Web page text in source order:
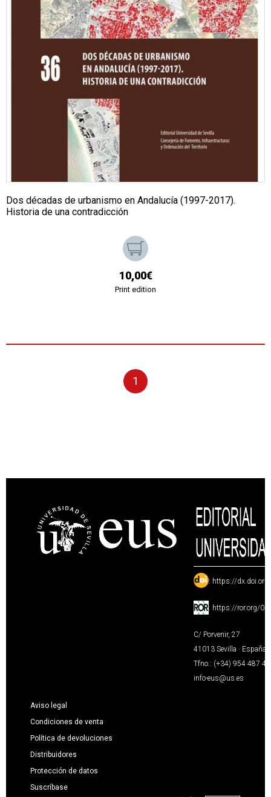
Dos décadas de urbanismo en Andalucía (1997-2017).
Historia de una contradicción
10,00€
Print edition
1
: https://
: https://ror.org/
C/ Porvenir, 27
41013 Sevilla · España
Tfno.: (+34) 954 487
info-eus@us.es
Aviso legal
Condiciones de venta
Política de devoluciones
Distribuidores
Protección de datos
Suscríbase